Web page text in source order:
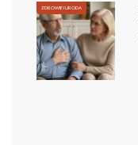
ZDROWIE I URODA